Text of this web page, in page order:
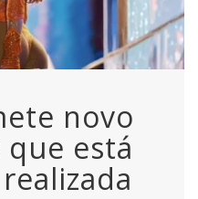
novo
está